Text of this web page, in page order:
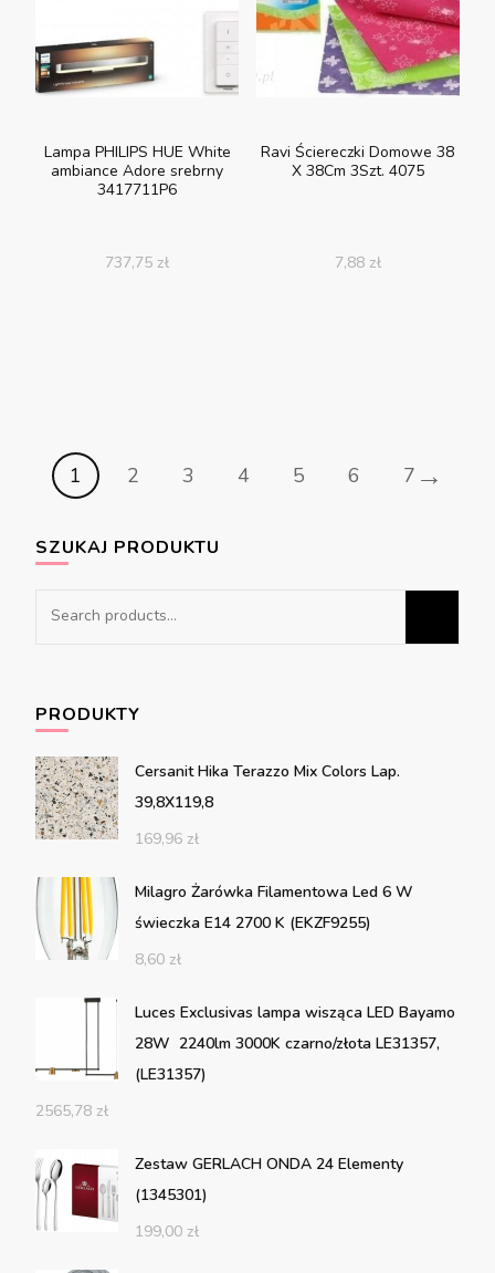
Lampa PHILIPS HUE White
ambiance Adore srebrny
3417711P6
737,75 zł
Ravi Ściereczki Domowe 38
X 38Cm 3Szt. 4075
7,88 zł
1 2 3 4 5 6 7 →
SZUKAJ PRODUKTU
Search
PRODUKTY
Cersanit Hika Terazzo Mix Colors Lap.
39,8X119,8
169,96 zł
Milagro Żarówka Filamentowa Led 6 W
świeczka E14 2700 K (EKZF9255)
8,60 zł
Luces Exclusivas lampa wisząca LED Bayamo
28W 2240lm 3000K czarno/złota LE31357,
(LE31357)
2565,78 zł
Zestaw GERLACH ONDA 24 Elementy
(1345301)
199,00 zł